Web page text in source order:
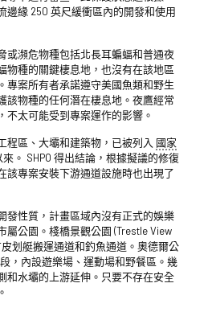
邊緣 250 英尺緩衝區內的開發和使用
或瀕危物種包括北長耳蝙蝠和普通夜
物種的關鍵棲息地，也沒有在該地區
專案所有者承諾遵守美國魚類和野生
該物種的任何潛在棲息地。夜鷹經常
不太可能受到專案運作的影響。
程區、大壩和建築物，已被列入 國家
。 SHPO 得出結論，根據擬議的修復
該專案安裝下游通道設施時也出現了
發性質，計畫區域內沒有正式的娛樂
屬公園。棧橋景觀公園 (Trestle View
划艇搬運通道和釣魚通道。奧德爾公
，內設遊樂場、運動場和野餐區。幾
和水壩的上游延伸。只要不存在安全